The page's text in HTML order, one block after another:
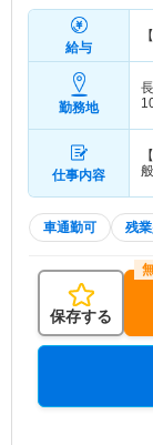
給与
勤務地
仕事内容
車通勤可 残
保存する